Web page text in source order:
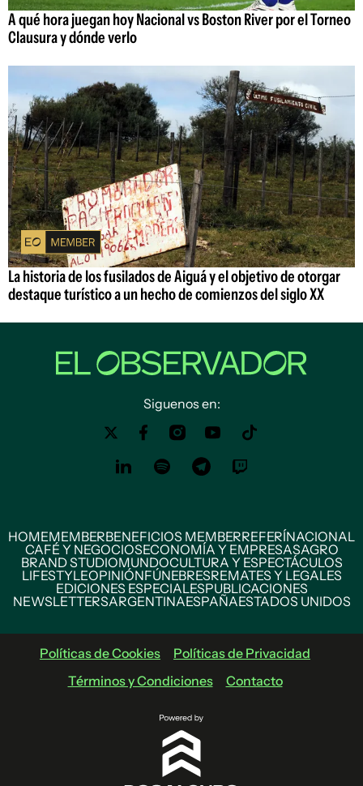
A qué hora juegan hoy Nacional vs Boston River por el Torneo
Clausura y dónde verlo
La historia de los fusilados de Aiguá y el objetivo de otorgar
destaque turístico a un hecho de comienzos del siglo XX
Siguenos en:
HOMEMEMBERBENEFICIOS MEMBERREFERÍNACIONAL
CAFÉ Y NEGOCIOSECONOMÍA Y EMPRESASAGRO
BRAND STUDIOMUNDOCULTURA Y ESPECTÁCULOS
LIFESTYLEOPINIÓNFÚNEBRESREMATES Y LEGALES
EDICIONES ESPECIALESPUBLICACIONES
NEWSLETTERSARGENTINAESPAÑAESTADOS UNIDOS
Políticas de Cookies
Políticas de Privacidad
Términos y Condiciones
Contacto